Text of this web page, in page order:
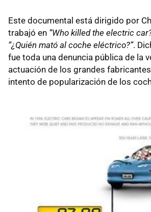
Este documental está dirigido por
trabajó en “Who killed the electric
“¿Quién mató al coche eléctrico?”.
fue toda una denuncia pública de la
actuación de los grandes
intento de popularización de los